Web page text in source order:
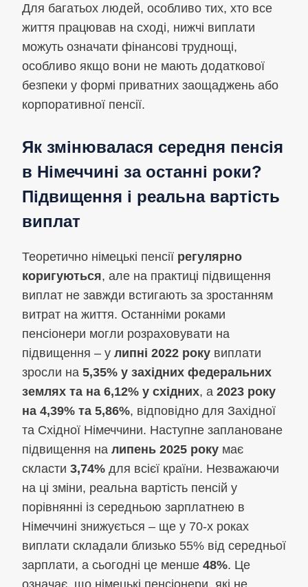
Для багатьох людей, особливо тих, хто все
життя працював на сході, нижчі виплати
можуть означати фінансові труднощі,
особливо якщо вони не мають додаткової
безпеки у формі приватних заощаджень або
корпоративної пенсії.
Як змінювалася середня пенсія
в Німеччині за останні роки?
Підвищення і реальна вартість
виплат
Теоретично німецькі пенсії регулярно
коригуються, але на практиці підвищення
виплат не завжди встигають за зростанням
витрат на життя. Останніми роками
пенсіонери могли розраховувати на
підвищення – у липні 2022 року виплати
зросли на 5,35% у західних федеральних
землях та на 6,12% у східних, а 2023 року
на 4,39% та 5,86%, відповідно для Західної
та Східної Німеччини. Наступне заплановане
підвищення на липень 2025 року має
скласти 3,74% для всієї країни. Незважаючи
на ці зміни, реальна вартість пенсій у
порівнянні із середньою зарплатнею в
Німеччині знижується – ще у 70-х роках
виплати складали близько 55% від середньої
зарплати, а сьогодні це менше 48%. Це